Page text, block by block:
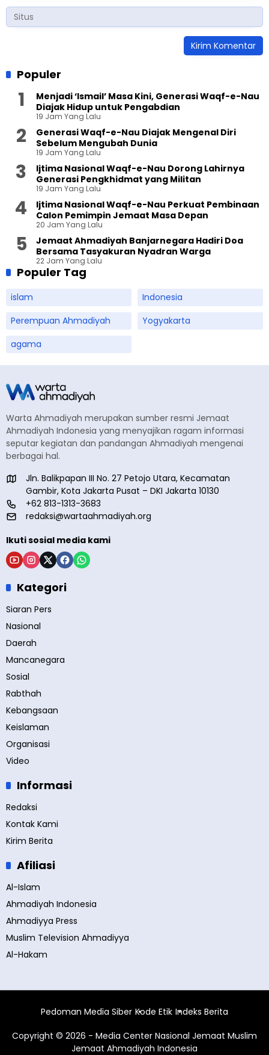
Populer
Menjadi ‘Ismail’ Masa Kini, Generasi Waqf-e-Nau
Diajak Hidup untuk Pengabdian
19 Jam Yang Lalu
Generasi Waqf-e-Nau Diajak Mengenal Diri
Sebelum Mengubah Dunia
19 Jam Yang Lalu
Ijtima Nasional Waqf-e-Nau Dorong Lahirnya
Generasi Pengkhidmat yang Militan
19 Jam Yang Lalu
Ijtima Nasional Waqf-e-Nau Perkuat Pembinaan
Calon Pemimpin Jemaat Masa Depan
20 Jam Yang Lalu
Jemaat Ahmadiyah Banjarnegara Hadiri Doa
Bersama Tasyakuran Nyadran Warga
22 Jam Yang Lalu
Populer Tag
islam
Indonesia
Perempuan Ahmadiyah
Yogyakarta
agama
Warta Ahmadiyah merupakan sumber resmi Jemaat
Ahmadiyah Indonesia yang menyajikan ragam informasi
seputar kegiatan dan pandangan Ahmadiyah mengenai
berbagai hal.
Jln. Balikpapan III No. 27 Petojo Utara, Kecamatan
Gambir, Kota Jakarta Pusat – DKI Jakarta 10130
+62 813-1313-3683
redaksi@wartaahmadiyah.org
Ikuti sosial media kami
Kategori
Siaran Pers
Nasional
Daerah
Mancanegara
Sosial
Rabthah
Kebangsaan
Keislaman
Organisasi
Video
Informasi
Redaksi
Kontak Kami
Kirim Berita
Afiliasi
Al-Islam
Ahmadiyah Indonesia
Ahmadiyya Press
Muslim Television Ahmadiyya
Al-Hakam
Pedoman Media Siber Kode Etik Indeks Berita
Copyright © 2026 - Media Center Nasional Jemaat Muslim
Jemaat Ahmadiyah Indonesia